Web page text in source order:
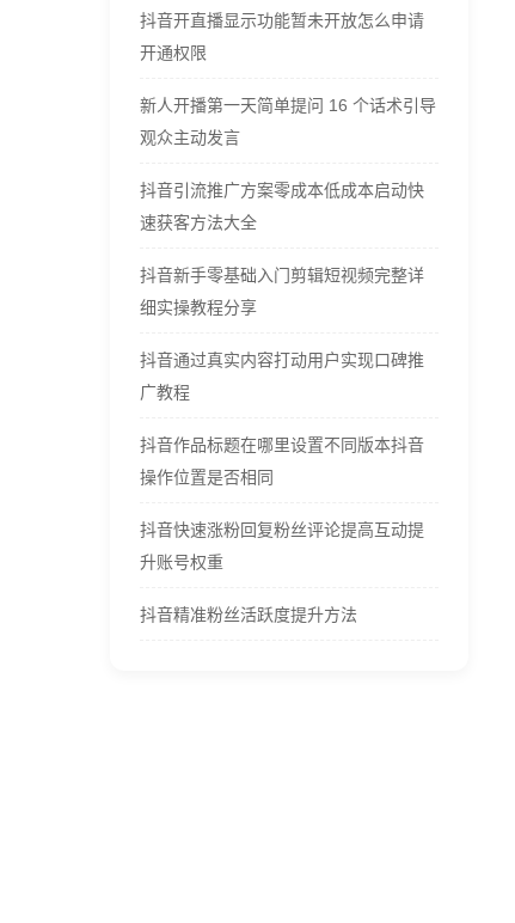
抖音开直播显示功能暂未开放怎么申请
开通权限
新人开播第一天简单提问 16 个话术引导
观众主动发言
抖音引流推广方案零成本低成本启动快
速获客方法大全
抖音新手零基础入门剪辑短视频完整详
细实操教程分享
抖音通过真实内容打动用户实现口碑推
广教程
抖音作品标题在哪里设置不同版本抖音
操作位置是否相同
抖音快速涨粉回复粉丝评论提高互动提
升账号权重
抖音精准粉丝活跃度提升方法